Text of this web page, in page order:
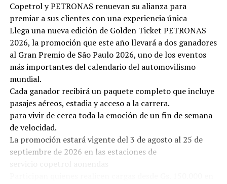
Copetrol y PETRONAS renuevan su alianza para
premiar a sus clientes con una experiencia única
Llega una nueva edición de Golden Ticket PETRONAS
2026, la promoción que este año llevará a dos ganadores
al Gran Premio de São Paulo 2026, uno de los eventos
más importantes del calendario del automovilismo
mundial.
Cada ganador recibirá un paquete completo que incluye
pasajes aéreos, estadia y acceso a la carrera.
para vivir de cerca toda la emoción de un fin de semana
de velocidad.
La promoción estará vigente del 3 de agosto al 25 de
septiembre de 2026 en las estaciones de